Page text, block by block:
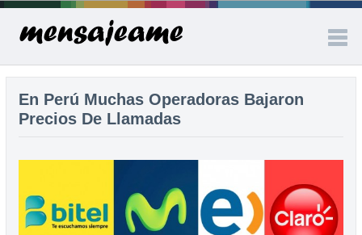
Inicio
SMS
Latinoamérica
En Perú Muchas Operadoras Bajaron
Precios De Llamadas